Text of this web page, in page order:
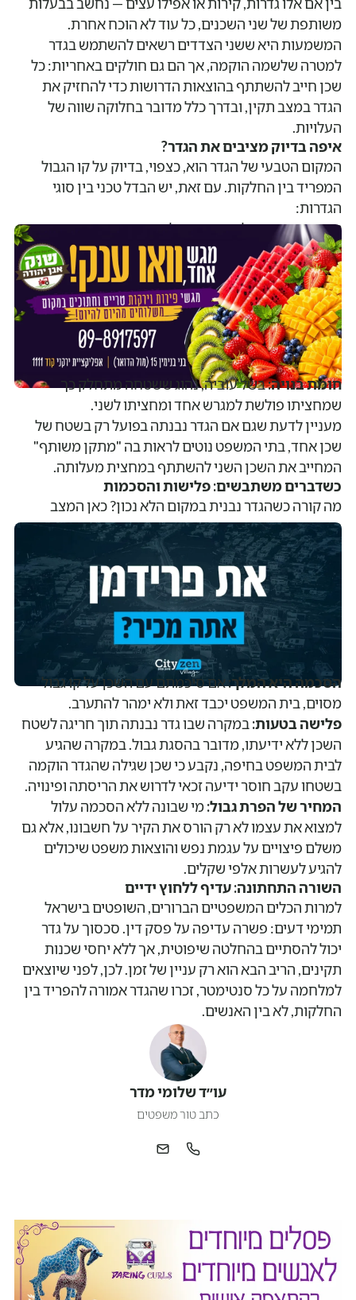
משותפת של שני השכנים, כל עוד לא הוכח אחרת.
המשמעות היא ששני הצדדים רשאים להשתמש בגדר
למטרה שלשמה הוקמה, אך הם גם חולקים באחריות: כל
שכן חייב להשתתף בהוצאות הדרושות כדי להחזיק את
הגדר במצב תקין, ובדרך כלל מדובר בחלוקה שווה של
העלויות.
איפה בדיוק מציבים את הגדר?
המקום הטבעי של הגדר הוא, כצפוי, בדיוק על קו הגבול
המפריד בין החלקות. עם זאת, יש הבדל טכני בין סוגי
הגדרות:
גדר רשת:נבנית לרוב בדיוק על קו התפר.
חומת בנויה:בשל עוביה, נהוג ששטחה מתחלק כך
שמחציתו פולשת למגרש אחד ומחציתו לשני.
מעניין לדעת שגם אם הגדר נבנתה בפועל רק בשטח של
שכן אחד, בתי המשפט נוטים לראות בה "מתקן משותף"
המחייב את השכן השני להשתתף במחצית מעלותה.
כשדברים משתבשים: פלישות והסכמות
מה קורה כשהגדר נבנית במקום הלא נכון? כאן המצב
מסתבך.
הסכמה היא המלך:אם סיכמתם עם השכן על קו גבול
מסוים, בית המשפט יכבד זאת ולא ימהר להתערב.
פלישה בטעות:במקרה שבו גדר נבנתה תוך חריגה לשטח
השכן ללא ידיעתו, מדובר בהסגת גבול. במקרה שהגיע
לבית המשפט בחיפה, נקבע כי שכן שגילה שהגדר הוקמה
בשטחו עקב חוסר ידיעה זכאי לדרוש את הריסתה ופינויה.
המחיר של הפרת גבול:מי שבונה ללא הסכמה עלול
למצוא את עצמו לא רק הורס את הקיר על חשבונו, אלא גם
משלם פיצויים על עגמת נפש והוצאות משפט שיכולים
להגיע לעשרות אלפי שקלים.
השורה התחתונה: עדיף ללחוץ ידיים
למרות הכלים המשפטיים הברורים, השופטים בישראל
תמימי דעים: פשרה עדיפה על פסק דין. סכסוך על גדר
יכול להסתיים בהחלטה שיפוטית, אך ללא יחסי שכנות
תקינים, הריב הבא הוא רק עניין של זמן. לכן, לפני שיוצאים
למלחמה על כל סנטימטר, זכרו שהגדר אמורה להפריד בין
החלקות, לא בין האנשים.
עו״ד שלומי מדר
כתב טור משפטים